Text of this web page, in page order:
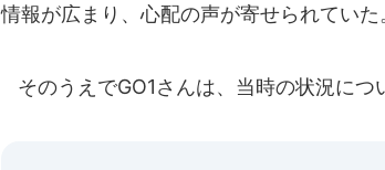
情報が広まり、心配の声が寄せられていた
そのうえでGO1さんは、当時の状況につ